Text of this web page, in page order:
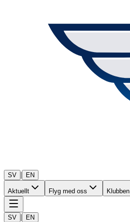
SV | EN
Aktuellt Flyg med oss Klubben
SV | EN